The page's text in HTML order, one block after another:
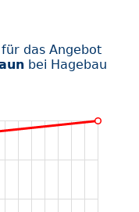
das Angebot
bei Hagebau